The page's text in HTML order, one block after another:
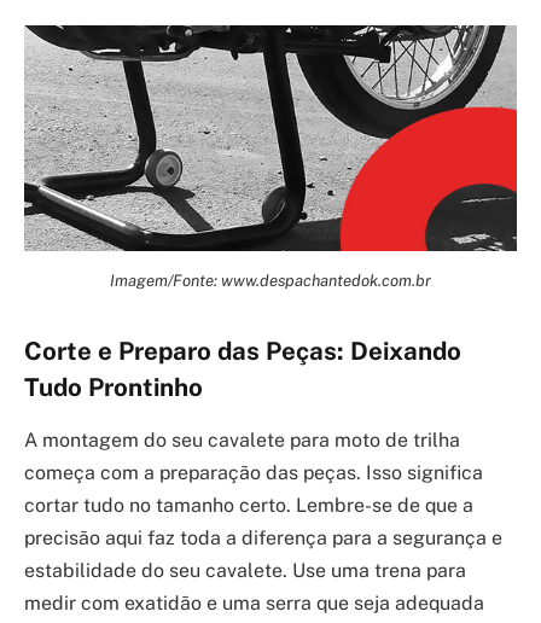
Imagem/Fonte: www.despachantedok.com.br
Corte e Preparo das Peças: Deixando
Tudo Prontinho
A montagem do seu cavalete para moto de trilha
começa com a preparação das peças. Isso significa
cortar tudo no tamanho certo. Lembre-se de que a
precisão aqui faz toda a diferença para a segurança e
estabilidade do seu cavalete. Use uma trena para
medir com exatidão e uma serra que seja adequada